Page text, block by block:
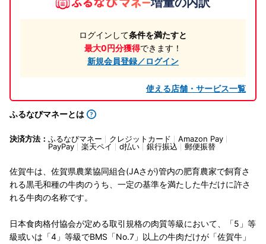
ログインして条件を満たすと
最大0円分獲得できます！
新規会員登録／ログイン
使える店舗・サービス一覧
ふるなびマネーとは
決済方法： ふるなびマネー クレジットカード
Amazon Pay
PayPay
楽天ペイ d払い 銀行振込 郵便振替
佐賀牛は、佐賀県農業協同組合(JAさが)管内の肥育農家で飼育さ
れる黒毛和種の牛肉のうち、一定の基準を満たした牛だけに許さ
れる牛肉の名称です。
日本食肉格付協会が定める取引規格の肉質等級において、「5」等
級或いは「4」等級でBMS「No.7」以上の牛肉だけが「佐賀牛」